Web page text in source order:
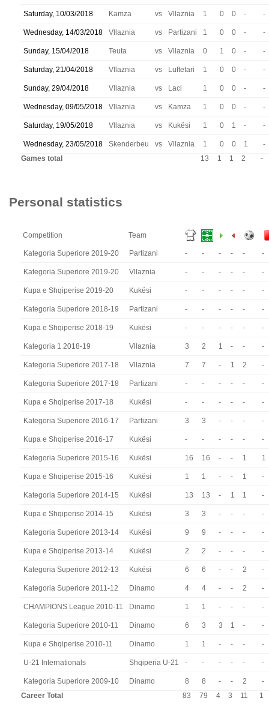
Saturday, 10/03/2018 Kamza vs Vllaznia 1 0 0 - -
Wednesday, 14/03/2018 Vllaznia vs Partizani 1 0 0 - -
Sunday, 15/04/2018 Teuta vs Vllaznia 0 1 0 - -
Saturday, 21/04/2018 Vllaznia vs Luftetari 1 0 0 - -
Sunday, 29/04/2018 Vllaznia vs Laci 1 0 0 - -
Wednesday, 09/05/2018 Vllaznia vs Kamza 1 0 0 - -
Saturday, 19/05/2018 Vllaznia vs Kukësi 1 0 1 - -
Wednesday, 23/05/2018 Skenderbeu vs Vllaznia 1 0 0 1
-
Games total
13 1 1 2 -
Personal statistics
Competition Team
Kategoria Superiore 2019-20 Partizani - - - - - -
Kategoria Superiore 2019-20 Vllaznia - - - - - -
Kupa e Shqiperise 2019-20 Kukësi - - - - - -
Kategoria Superiore 2018-19 Partizani - - - - - -
Kupa e Shqiperise 2018-19 Kukësi - - - - - -
Kategoria 1 2018-19 Vllaznia 3 2 1 - - -
Kategoria Superiore 2017-18 Vllaznia 7 7 - 1 2 -
Kategoria Superiore 2017-18 Partizani - - - - - -
Kupa e Shqiperise 2017-18 Kukësi - - - - - -
Kategoria Superiore 2016-17 Partizani 3 3 - - - -
Kupa e Shqiperise 2016-17 Kukësi - - - - - -
Kategoria Superiore 2015-16 Kukësi 16 16 - - 1 1
Kupa e Shqiperise 2015-16 Kukësi 1 1 - - 1 -
Kategoria Superiore 2014-15 Kukësi 13 13 - 1 1 -
Kupa e Shqiperise 2014-15 Kukësi 3 3 - - - -
Kategoria Superiore 2013-14 Kukësi 9 9 - - - -
Kupa e Shqiperise 2013-14 Kukësi 2 2 - - - -
Kategoria Superiore 2012-13 Kukësi 6 6 - - 2 -
Kategoria Superiore 2011-12 Dinamo 4 4 - - 2 -
CHAMPIONS League 2010-11 Dinamo 1 1 - - - -
Kategoria Superiore 2010-11 Dinamo 6 3 3 1 - -
Kupa e Shqiperise 2010-11 Dinamo 1 1 - - - -
U-21 Internationals Shqiperia U-21 - - - - - -
Kategoria Superiore 2009-10 Dinamo 8 8 - - 2
-
Career Total
83 79 4 3 11 1